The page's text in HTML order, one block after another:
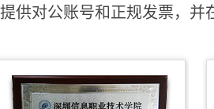
供对公账号和正规发票，并